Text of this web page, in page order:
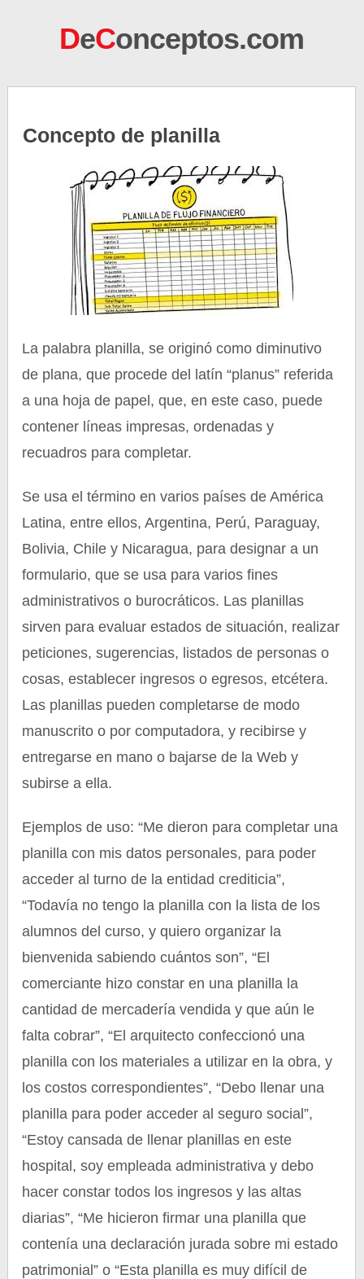
DeConceptos.com
Concepto de planilla
La palabra planilla, se originó como diminutivo
de plana, que procede del latín “planus” referida
a una hoja de papel, que, en este caso, puede
contener líneas impresas, ordenadas y
recuadros para completar.
Se usa el término en varios países de América
Latina, entre ellos, Argentina, Perú, Paraguay,
Bolivia, Chile y Nicaragua, para designar a un
formulario, que se usa para varios fines
administrativos o burocráticos. Las planillas
sirven para evaluar estados de situación, realizar
peticiones, sugerencias, listados de personas o
cosas, establecer ingresos o egresos, etcétera.
Las planillas pueden completarse de modo
manuscrito o por computadora, y recibirse y
entregarse en mano o bajarse de la Web y
subirse a ella.
Ejemplos de uso: “Me dieron para completar una
planilla con mis datos personales, para poder
acceder al turno de la entidad crediticia”,
“Todavía no tengo la planilla con la lista de los
alumnos del curso, y quiero organizar la
bienvenida sabiendo cuántos son”, “El
comerciante hizo constar en una planilla la
cantidad de mercadería vendida y que aún le
falta cobrar”, “El arquitecto confeccionó una
planilla con los materiales a utilizar en la obra, y
los costos correspondientes”, “Debo llenar una
planilla para poder acceder al seguro social”,
“Estoy cansada de llenar planillas en este
hospital, soy empleada administrativa y debo
hacer constar todos los ingresos y las altas
diarias”, “Me hicieron firmar una planilla que
contenía una declaración jurada sobre mi estado
patrimonial” o “Esta planilla es muy difícil de